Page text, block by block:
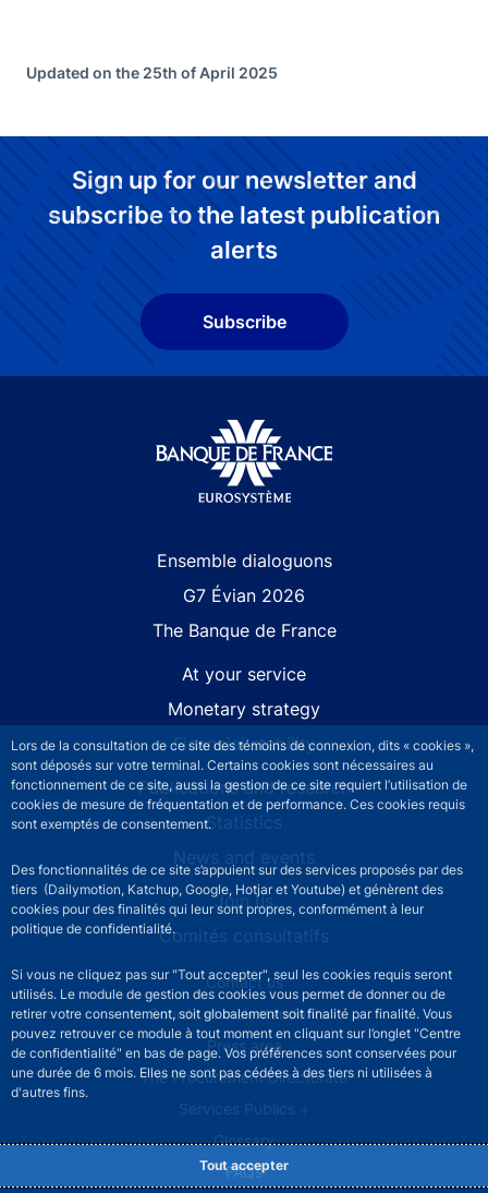
Lors de la consultation de ce site des témoins de connexion, dits « cookies »,
sont déposés sur votre terminal. Certains cookies sont nécessaires au
fonctionnement de ce site, aussi la gestion de ce site requiert l’utilisation de
cookies de mesure de fréquentation et de performance. Ces cookies requis
sont exemptés de consentement.
Des fonctionnalités de ce site s’appuient sur des services proposés par des
tiers (Dailymotion, Katchup, Google, Hotjar et Youtube) et génèrent des
cookies pour des finalités qui leur sont propres, conformément à leur
politique de confidentialité.
Si vous ne cliquez pas sur "Tout accepter", seul les cookies requis seront
utilisés. Le module de gestion des cookies vous permet de donner ou de
retirer votre consentement, soit globalement soit finalité par finalité. Vous
pouvez retrouver ce module à tout moment en cliquant sur l’onglet "Centre
de confidentialité" en bas de page. Vos préférences sont conservées pour
une durée de 6 mois. Elles ne sont pas cédées à des tiers ni utilisées à
d'autres fins.
Tout accepter
Updated on the 25th of April 2025
Sign up for our newsletter and
subscribe to the latest publication
alerts
Subscribe
Ensemble dialoguons
G7 Évian 2026
The Banque de France
At your service
Monetary strategy
Financial stability
Publications and research
Statistics
News and events
Join us
Comités consultatifs
Footer secondary menuContact us
Sourds et malentendants
Press area
The Procurement Directorate
Services Publics +
Glossary
FAQs